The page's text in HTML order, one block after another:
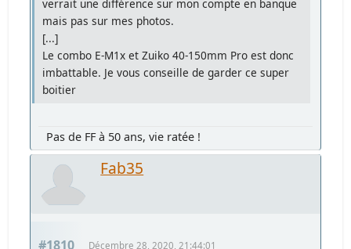
verrait une différence sur mon compte en banque
mais pas sur mes photos.
[...]
Le combo E-M1x et Zuiko 40-150mm Pro est donc
imbattable. Je vous conseille de garder ce super
boitier
Pas de FF à 50 ans, vie ratée !
Fab35
#1810 Décembre 28, 2020, 21:44:01